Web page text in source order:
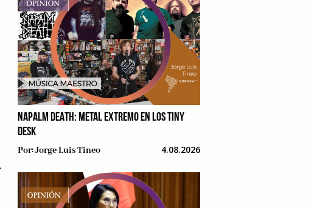
NAPALM DEATH: METAL EXTREMO EN LOS TINY
DESK
Por:Jorge Luis Tineo 4.08.2026